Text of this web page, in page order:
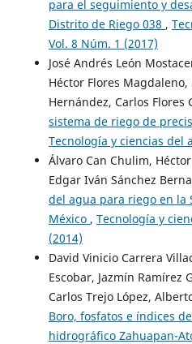
para el seguimiento y
Distrito de Riego 038 ,
Vol. 8 Núm. 1 (2017)
José Andrés León
Héctor Flores Magdaleno,
Hernández, Carlos Flores
sistema de riego de
Tecnología y ciencias del
Álvaro Can Chulim,
Edgar Iván Sánchez
del agua para riego en la
México , Tecnología y
(2014)
David Vinicio Carrera
Escobar, Jazmín Ramírez
Carlos Trejo López,
Boro, fosfatos e índices
hidrográfico Zahuapan-